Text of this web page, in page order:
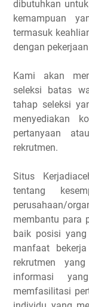
dibutuhkan
kemampuan
termasuk
dengan
Kami akan
seleksi batas
tahap seleksi
menyediakan
pertanyaan
rekrutmen.
Situs
tentang
perusahaan/
membantu para
baik posisi
manfaat
rekrutmen
informasi
memfasilitasi